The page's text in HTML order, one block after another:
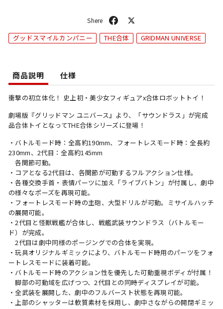
シ
ア
ト
グッドスマイルカンパニー THE合体 GRIDMAN UNIVERSE
商品説明 仕様
衝撃の初立体化！ 史上初・美少女フィギュアx合体ロボットトイ！
劇場版『グリッドマン ユニバース』より、「サウンドラス」が完成
品合体トイとなってTHE合体シリーズに登場！
・バトルモード時：全高約190mm、フォートレスモード時：全長約
230mm、2代目：全高約145mm
各関節可動。
・コアとなる2代目は、各関節が可動するフルアクション仕様。
・各種交換手首・表情パーツに加え「ライブバトン」が付属し、劇中
の様々なポーズを再現可能。
・フォートレスモード時の主砲、大型ドリルが可動。ミサイルハッチ
の展開可能。
・2代目と怪獣戦艦が合体し、戦艦武装サウンドラス（バトルモー
ド）が完成。
2代目は劇中同様のポージングでの合体を実現。
・玩具オリジナルギミックにより、バトルモード時用のパーツをフォ
ートレスモードに装着可能。
・バトルモード時のアクション性を優先した可動重視ボディが付属！
脚部の可動域を広げつつ、2代目との同時ディスプレイが可能。
・全武装を展開した、劇中のフルバースト状態を再現可能。
・上部のシャッターは軟質素材を採用し、劇中さながらの開閉ギミッ